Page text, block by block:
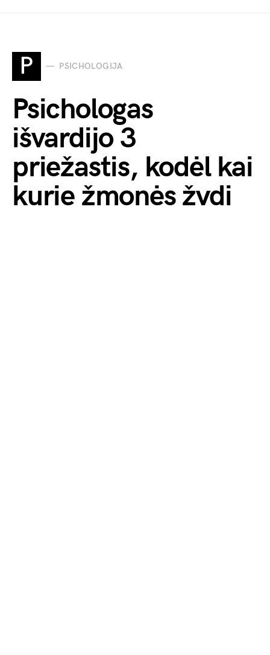
P PSICHOLOGIJA
Psichologas
išvardijo 3
priežastis, kodėl kai
kurie žmonės žydi